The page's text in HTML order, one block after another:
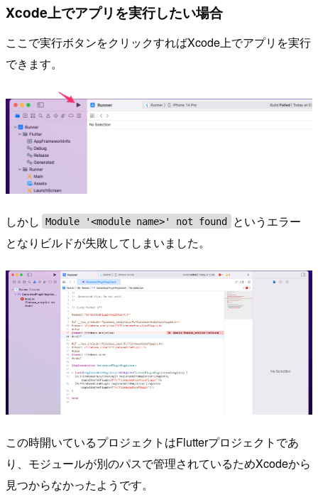
Xcode上でアプリを実行したい場合
ここで実行ボタンをクリックすればXcode上でアプリを実行
できます。
しかし Module '<module name>' not found
というエラー
となりビルドが失敗してしまいました。
この時開いているプロジェクトはFlutterプロジェクトであ
り、モジュールが別のパスで管理されているためXcodeから
見つからなかったようです。